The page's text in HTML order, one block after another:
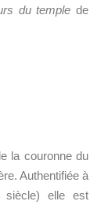
du temple de
la couronne du
Authentifiée à
siècle) elle est